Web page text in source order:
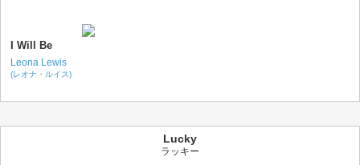
I Will Be
Leona Lewis
(レオナ・ルイス)
Lucky
ラッキー